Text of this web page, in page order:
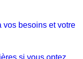
vos besoins et votre
si vous optez